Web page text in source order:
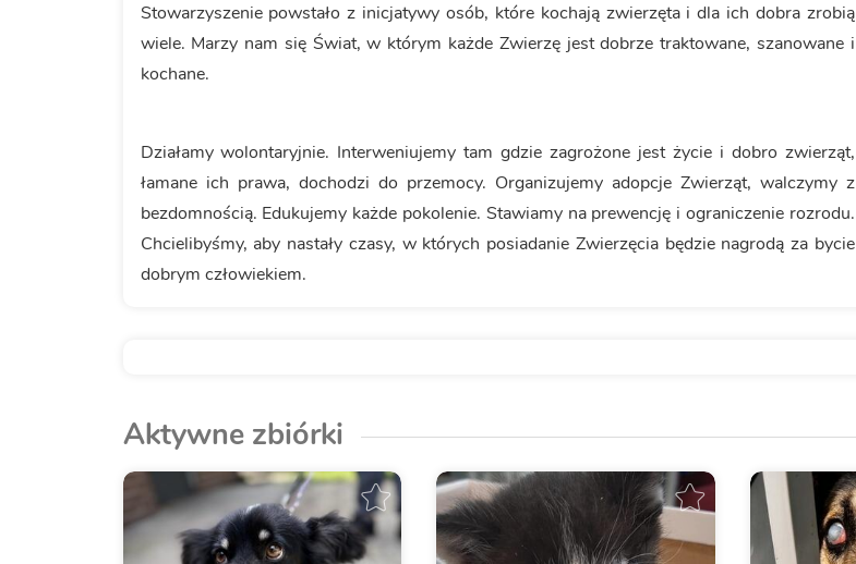
Stowarzyszenie powstało z inicjatywy osób, które kochają zwierzęta i dla ich dobra zrobią
wiele. Marzy nam się Świat, w którym każde Zwierzę jest dobrze traktowane, szanowane i
kochane.
Działamy wolontaryjnie. Interweniujemy tam gdzie zagrożone jest życie i dobro zwierząt,
łamane ich prawa, dochodzi do przemocy. Organizujemy adopcje Zwierząt, walczymy z
bezdomnością. Edukujemy każde pokolenie. Stawiamy na prewencję i ograniczenie rozrodu.
Chcielibyśmy, aby nastały czasy, w których posiadanie Zwierzęcia będzie nagrodą za bycie
dobrym człowiekiem.
Aktywne zbiórki